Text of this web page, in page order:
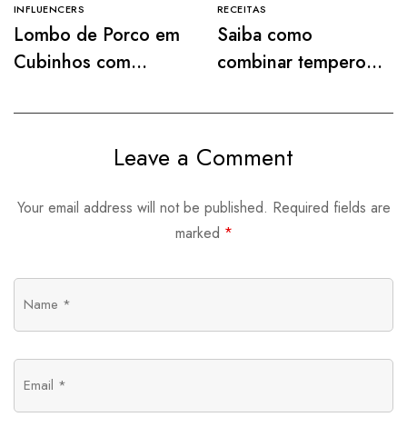
INFLUENCERS
Lombo de Porco em
Cubinhos com
Receita da Chef
Paola Carosella
RECEITAS
Saiba como
combinar temperos
receitas
Leave a Comment
Your email address will not be published. Required fields are
marked *